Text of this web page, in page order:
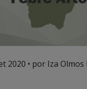
2020 • por Iza